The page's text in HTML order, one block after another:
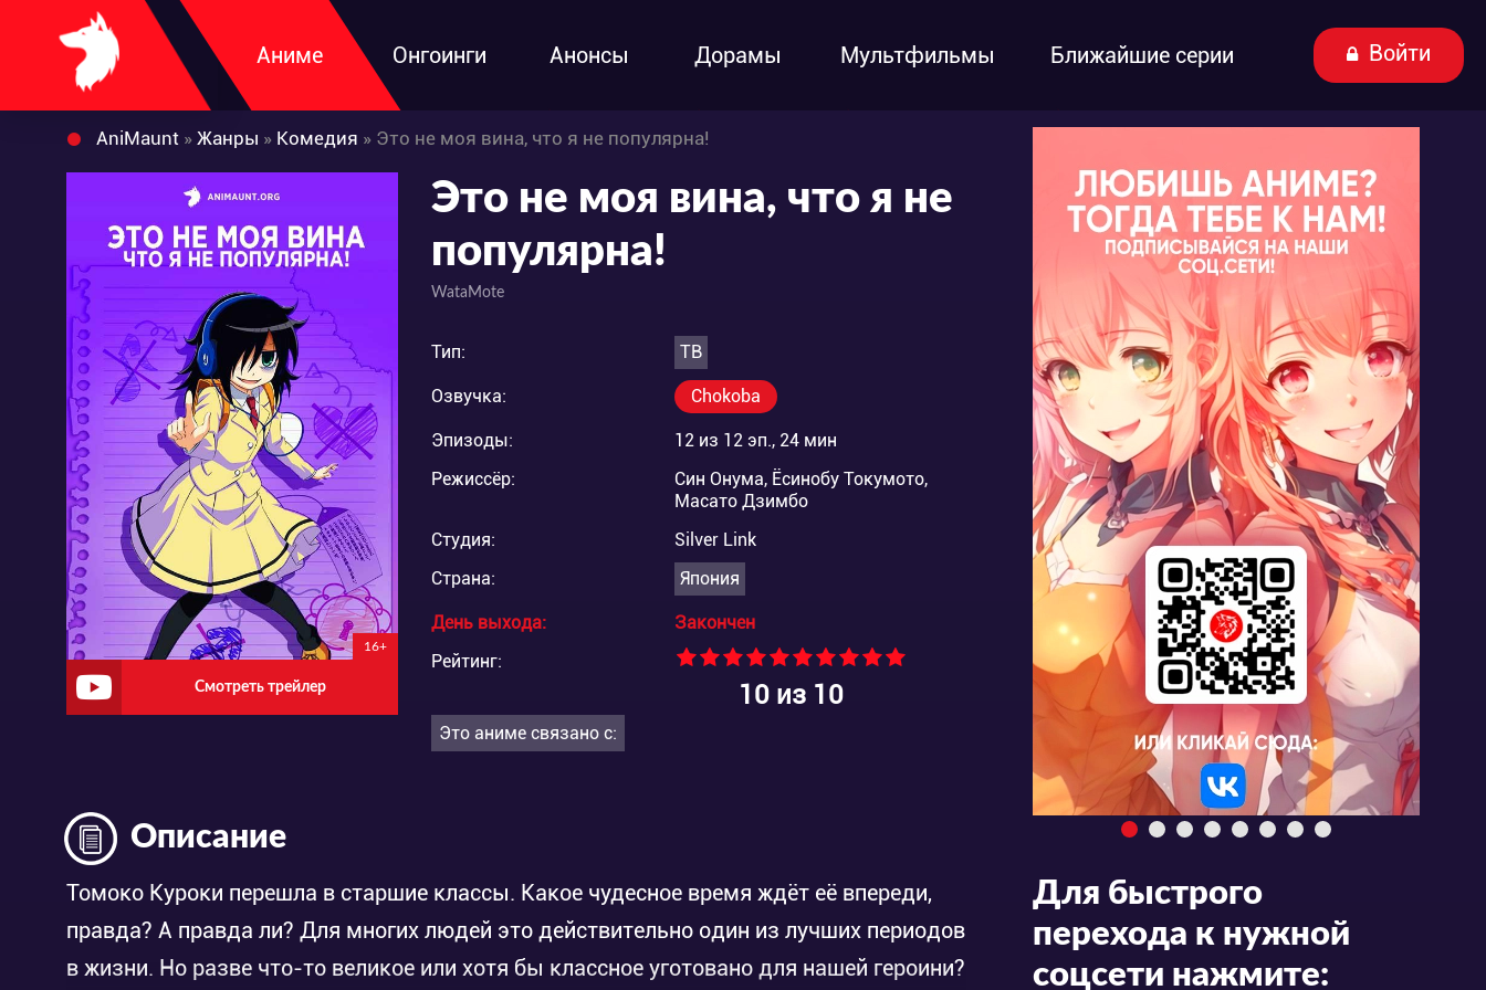
Аниме Онгоинги Анонсы Дорамы Мультфильмы Ближайшие серии Войти
AniMaunt » Жанры » Комедия » Это не моя вина, что я не популярна!
16+
Смотреть трейлер
Это не моя вина, что я не
популярна!
WataMote
Тип: ТВ
Озвучка: Chokoba
Эпизоды:
12 из 12 эп., 24 мин
Режиссёр:
Син Онума, Ёсинобу Токумото,
Масато Дзимбо
Студия:
Silver Link
Страна:
Япония
День выхода:
Закончен
Рейтинг:
10из 10
Это аниме связано с:
Описание
Томоко Куроки перешла в старшие классы. Какое чудесное время ждёт её впереди,
правда? А правда ли? Для многих людей это действительно один из лучших периодов
в жизни. Но разве что-то великое или хотя бы классное уготовано для нашей героини?
Для быстрого
перехода к нужной
соцсети нажмите: